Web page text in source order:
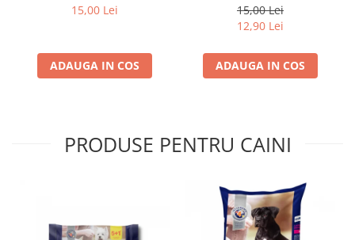
pui in sos, set 3+1,
15,00 Lei
ADAUGA IN COS
arome, (3+1), 0.34kg
15,00 Lei
12,90 Lei
ADAUGA IN COS
PRODUSE PENTRU CAINI